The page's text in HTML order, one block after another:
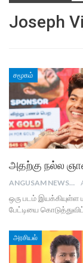
Joseph
சமூகம்
அதற்கு நல்ல
ANGUSAM NEWS
ஒரு படம்
பேட்டியை
அரசியல்